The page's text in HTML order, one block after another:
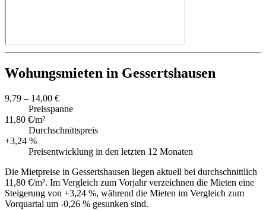
Wohungsmieten in Gessertshausen
9,79 – 14,00 €
Preisspanne
11,80 €/m²
Durchschnittspreis
+3,24 %
Preisentwicklung in den letzten 12 Monaten
Die Mietpreise in Gessertshausen liegen aktuell bei durchschnittlich
11,80 €/m². Im Vergleich zum Vorjahr verzeichnen die Mieten eine
Steigerung von +3,24 %, während die Mieten im Vergleich zum
Vorquartal um -0,26 % gesunken sind.